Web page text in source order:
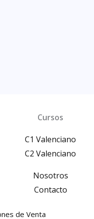
Cursos
C1 Valenciano
C2 Valenciano
Nosotros
Contacto
de Venta